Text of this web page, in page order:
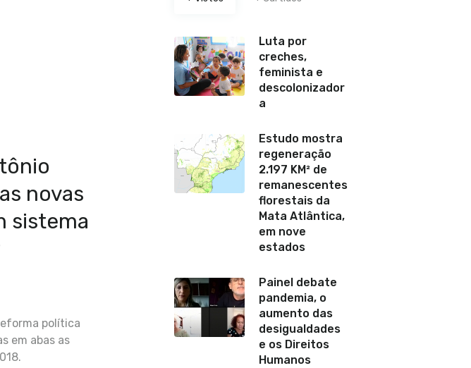
novas
sistema
política
em abas as
Luta por
creches,
feminista e
descolonizador
a
Estudo mostra
regeneração
2.197 KM² de
remanescentes
florestais da
Mata Atlântica,
em nove
estados
Painel debate
pandemia, o
aumento das
desigualdades
e os Direitos
Humanos